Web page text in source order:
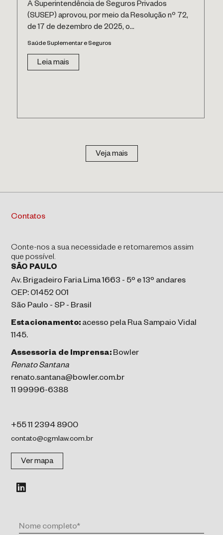
A Superintendência de Seguros Privados
(SUSEP) aprovou, por meio da Resolução nº 72,
de 17 de dezembro de 2025, o...
Saúde Suplementar e Seguros
Leia mais
Veja mais
Contatos
Conte-nos a sua necessidade e retornaremos assim
que possível.
SÃO PAULO
Av. Brigadeiro Faria Lima 1663 - 5º e 13º andares
CEP: 01452 001
São Paulo - SP - Brasil
Estacionamento: acesso pela Rua Sampaio Vidal
1145.
Assessoria de Imprensa: Bowler
Renato Santana
renato.santana@bowler.com.br
11 99996-6388
+55 11 2394 8900
contato@cgmlaw.com.br
Ver mapa